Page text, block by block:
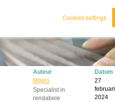
Cookies settings
Auteur
Milgro
Specialist in
rendabele
Datum
27
februari
2024